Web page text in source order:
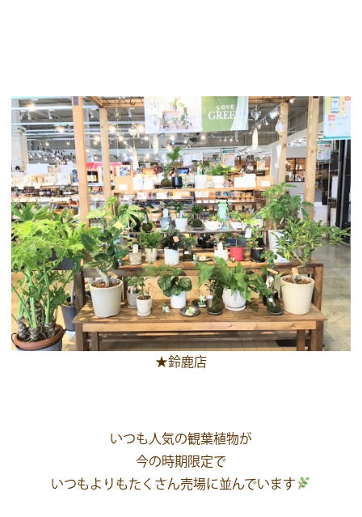
★鈴鹿店
いつも人気の観葉植物が
今の時期限定で
いつもよりもたくさん売場に並んでいます